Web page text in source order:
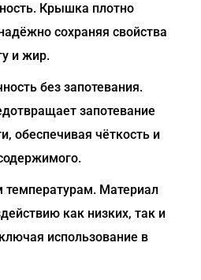
Крышка плотно
сохраняя свойства
и жир.
без запотевания.
запотевание
обеспечивая чёткость и
температурам. Материал
как низких, так и
использование в